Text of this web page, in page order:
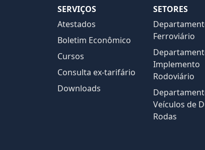
SERVIÇOS
Atestados
Boletim Econômico
Cursos
Consulta ex-tarifário
Downloads
SETORES
Ferroviário
Implemento
Rodoviário
Veículos de
Rodas